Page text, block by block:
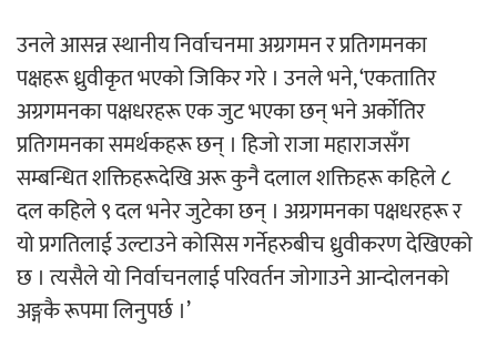
चलचित्र ‘माया भनेकै यस्तो होला’को शीर्ष गीत
सार्वजनिक
उनले आसन्न स्थानीय निर्वाचनमा अग्रगमन र प्रतिगमनका
पक्षहरू ध्रुवीकृत भएको जिकिर गरे । उनले भने, ‘एकतातिर
अग्रगमनका पक्षधरहरू एक जुट भएका छन् भने अर्कोतिर
प्रतिगमनका समर्थकहरू छन् । हिजो राजा महाराजसँग
सम्बन्धित शक्तिहरूदेखि अरू कुनै दलाल शक्तिहरू कहिले ८
दल कहिले ९ दल भनेर जुटेका छन् । अग्रगमनका पक्षधरहरू र
यो प्रगतिलाई उल्टाउने कोसिस गर्नेहरुबीच ध्रुवीकरण देखिएको
छ । त्यसैले यो निर्वाचनलाई परिवर्तन जोगाउने आन्दोलनको
अङ्गकै रूपमा लिनुपर्छ ।’